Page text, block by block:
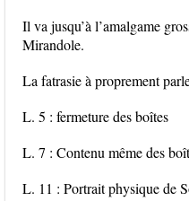
Il va jusqu’à l’amalgame
Mirandole.
La fatrasie à proprement
L. 5 : fermeture des boîtes
L. 7 : Contenu même des
L. 11 : Portrait physique de